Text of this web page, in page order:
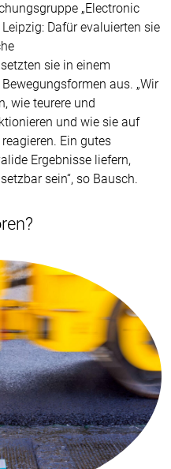
„Electronic
Dafür evaluierten sie
sie in einem
aus. „Wir
wie teurere und
und wie sie auf
Ein gutes
Ergebnisse liefern,
sein“, so Bausch.